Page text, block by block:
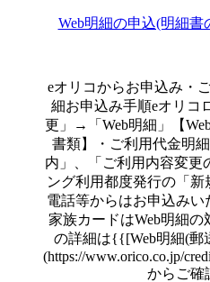
Web明細の申込(明細
eオリコからお申込み・
細お申込み手順eオリ
更」→「Web明細」【
書類】・ご利用代金明
内」、「ご利用内容変更
ング利用都度発行の「
電話等からはお申込み
家族カードはWeb明細
の詳細は{{[Web明細(郵
(https://www.orico.co.jp/
からご確